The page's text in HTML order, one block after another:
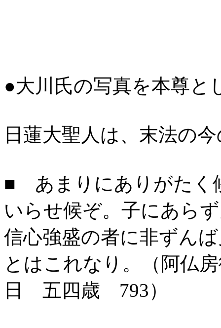
●大川氏の写真を本尊と
日蓮大聖人は、末法の
■ あまりにありがたく
いらせ候ぞ。子にあら
信心強盛の者に非ずん
とはこれなり。（阿仏
日 五四歳 793）